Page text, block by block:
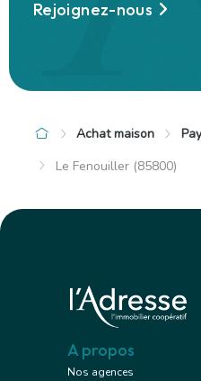
Rejoignez-nous
Achat maison
Le Fenouiller (85800)
A propos
Nos agences